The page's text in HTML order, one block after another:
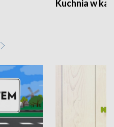
Kuchnia w